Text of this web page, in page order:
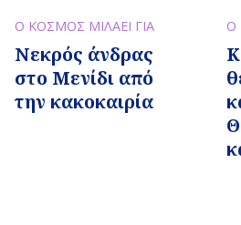
Ο ΚΟΣΜΟΣ ΜΙΛΑΕΙ ΓΙΑ
Νεκρός άνδρας
στο Μενίδι από
την κακοκαιρία
Ο